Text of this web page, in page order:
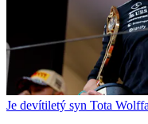
Je devítiletý syn Tota